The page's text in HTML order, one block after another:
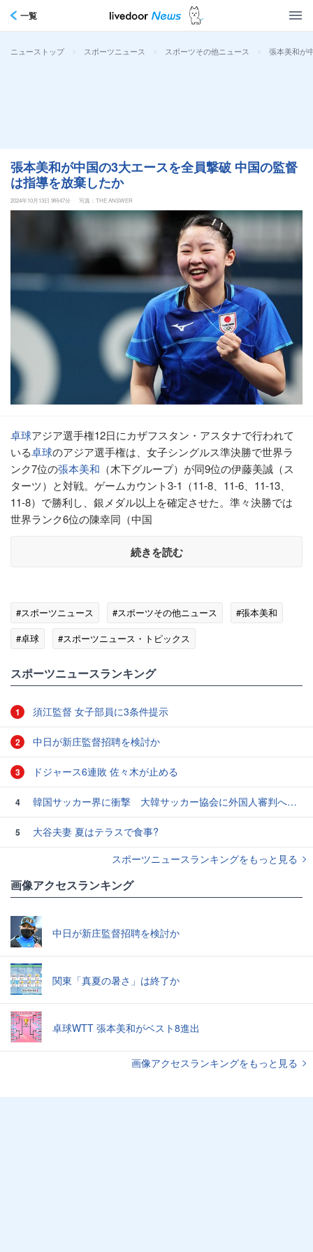
一覧
ニューストップ > スポーツニュース > スポーツその他ニュース > 張本美和が
張本美和が中国の3大エースを全員撃破 中国の監督
は指導を放棄したか
2024年10月13日 9時47分 写真：THE ANSWER
卓球アジア選手権12日にカザフスタン・アスタナで行われて
いる卓球のアジア選手権は、女子シングルス準決勝で世界ラ
ンク7位の張本美和 （木下グループ）が同9位の伊藤美誠（ス
ターツ）と対戦。ゲームカウント3-1（11-8、11-6、11-13、
11-8）で勝利し、銀メダル以上を確定させた。準々決勝では
世界ランク6位の陳幸同（中国
続きを読む
#スポーツニュース #スポーツその他ニュース
#張本美和
#卓球
#スポーツニュース・トピックス
スポーツニュースランキング
1 須江監督 女子部員に3条件提示
2 中日が新庄監督招聘を検討か
3 ドジャース6連敗 佐々木が止める
4 韓国サッカー界に衝撃 大韓サッカー協会に外国人審判への“性的接待”疑惑 韓国メディアが報道
5
大谷夫妻 夏はテラスで食事?
スポーツニュースランキングをもっと見る
画像アクセスランキング
中日が新庄監督招聘を検討か
関東「真夏の暑さ」は終了か
卓球WTT 張本美和がベスト8進出
画像アクセスランキングをもっと見る